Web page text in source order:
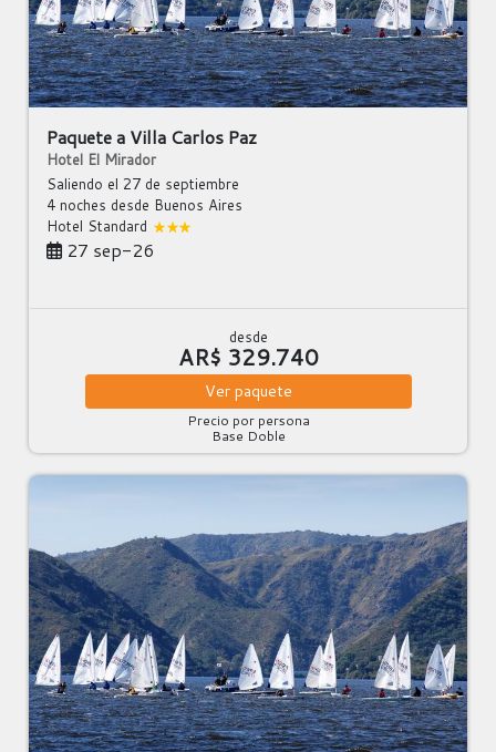
Paquete a Villa Carlos Paz
Hotel El Mirador
Saliendo el 27 de septiembre
4 noches desde Buenos Aires
Hotel Standard
27 sep-26
desde
AR$ 329.740
Ver paquete
Precio por persona
Base Doble